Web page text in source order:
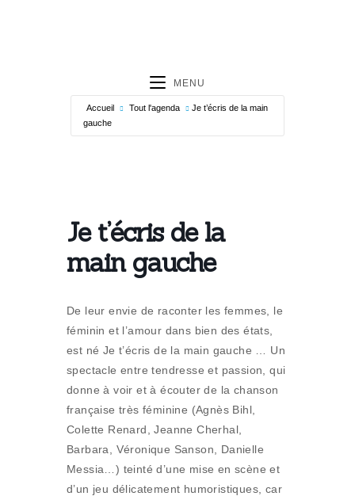
MENU
Accueil Tout l'agenda
Je t’écris de la main
gauche
Je t’écris de la
main gauche
De leur envie de raconter les femmes, le
féminin et l’amour dans bien des états,
est né Je t’écris de la main gauche … Un
spectacle entre tendresse et passion, qui
donne à voir et à écouter de la chanson
française très féminine (Agnès Bihl,
Colette Renard, Jeanne Cherhal,
Barbara, Véronique Sanson, Danielle
Messia…) teinté d’une mise en scène et
d’un jeu délicatement humoristiques, car